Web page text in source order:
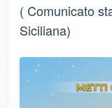
( Comunicato
Siciliana)